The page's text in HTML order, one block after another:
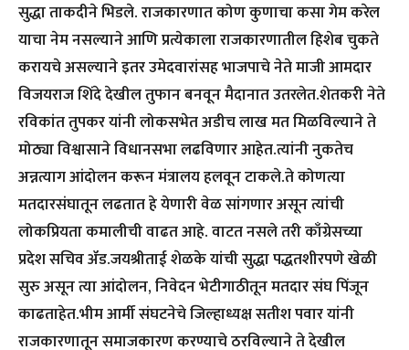
सुद्धा ताकदीने भिडले. राजकारणात कोण कुणाचा कसा गेम करेल
याचा नेम नसल्याने आणि प्रत्येकाला राजकारणातील हिशेब चुकते
करायचे असल्याने इतर उमेदवारांसह भाजपाचे नेते माजी आमदार
विजयराज शिंदे देखील तुफान बनवून मैदानात उतरलेत.शेतकरी नेते
रविकांत तुपकर यांनी लोकसभेत अडीच लाख मत मिळविल्याने ते
मोठ्या विश्वासाने विधानसभा लढविणार आहेत.त्यांनी नुकतेच
अन्नत्याग आंदोलन करून मंत्रालय हलवून टाकले.ते कोणत्या
मतदारसंघातून लढतात हे येणारी वेळ सांगणार असून त्यांची
लोकप्रियता कमालीची वाढत आहे. वाटत नसले तरी काँग्रेसच्या
प्रदेश सचिव ॲड.जयश्रीताई शेळके यांची सुद्धा पद्धतशीरपणे खेळी
सुरु असून त्या आंदोलन, निवेदन भेटीगाठीतून मतदार संघ पिंजून
काढताहेत.भीम आर्मी संघटनेचे जिल्हाध्यक्ष सतीश पवार यांनी
राजकारणातून समाजकारण करण्याचे ठरविल्याने ते देखील